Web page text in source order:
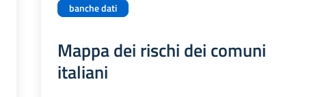
banche dati
Mappa dei rischi dei comuni
italiani